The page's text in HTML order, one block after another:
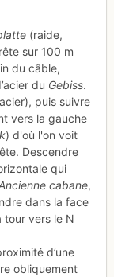
(raide,
sur 100 m
du câble,
du Gebiss.
puis suivre
vers la gauche
) d'où l'on voit
Descendre
qui
cabane,
dans la face
tour vers le N
d’une
obliquement